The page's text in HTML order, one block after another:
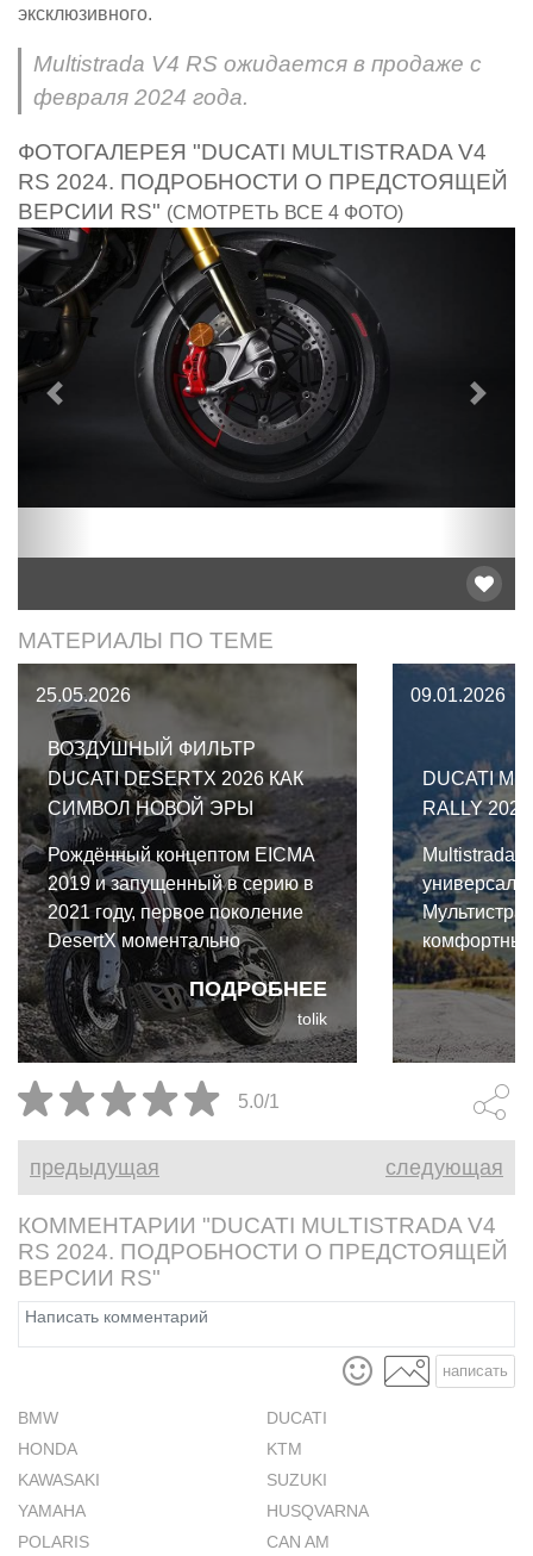
эксклюзивного.
Multistrada V4 RS ожидается в продаже с
февраля 2024 года.
ФОТОГАЛЕРЕЯ "DUCATI MULTISTRADA V4
RS 2024. ПОДРОБНОСТИ О ПРЕДСТОЯЩЕЙ
ВЕРСИИ RS" (СМОТРЕТЬ ВСЕ 4 ФОТО)
Предыдущий
МАТЕРИАЛЫ ПО ТЕМЕ
25.05.2026
ВОЗДУШНЫЙ ФИЛЬТР
DUCATI DESERTX 2026 КАК
СИМВОЛ НОВОЙ ЭРЫ
ПОДРОБНЕЕ
Рождённый концептом EICMA
2019 и запущенный в серию в
2021 году, первое поколение
DesertX моментально
завоевало сердца многих
поклонников
приключенческого туризма.
Узнаваемый стиль Ducati,
характер двигателя и
серьёзные внедорожные
амбиции с 21-дюймовым
передним колесом сделали
своё дело.
tolik
09.01.2026
DUCATI
RALLY
Multistrada
мотоцикл,
асфальте,
недавно V4
электронику
5.0/1
предыдущая следующая
КОММЕНТАРИИ "DUCATI MULTISTRADA V4
RS 2024. ПОДРОБНОСТИ О ПРЕДСТОЯЩЕЙ
ВЕРСИИ RS"
написать
BMW
DUCATI
HONDA
KTM
KAWASAKI
SUZUKI
YAMAHA
HUSQVARNA
POLARIS
CAN AM